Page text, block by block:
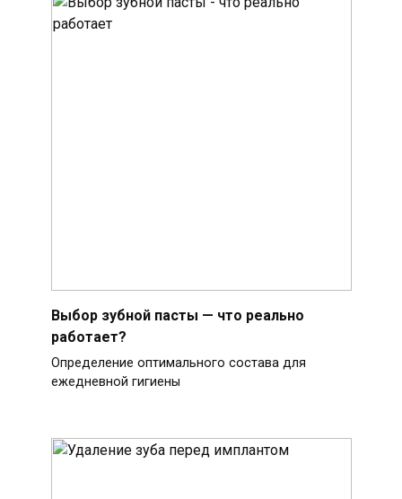
Выбор зубной пасты — что реально
работает?
Определение оптимального состава для
ежедневной гигиены